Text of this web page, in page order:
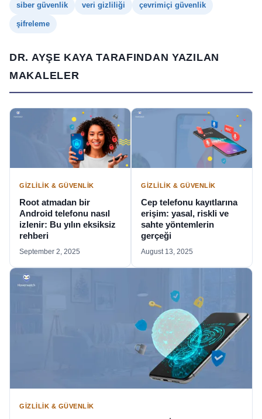
siber güvenlik veri gizliliği çevrimiçi güvenlik
şifreleme
DR. AYŞE KAYA TARAFINDAN YAZILAN
MAKALELER
GIZLILIK & GÜVENLIK
Root atmadan bir
Android telefonu nasıl
izlenir: Bu yılın eksiksiz
rehberi
September 2, 2025
GIZLILIK & GÜVENLIK
Cep telefonu kayıtlarına
erişim: yasal, riskli ve
sahte yöntemlerin
gerçeği
August 13, 2025
GIZLILIK & GÜVENLIK